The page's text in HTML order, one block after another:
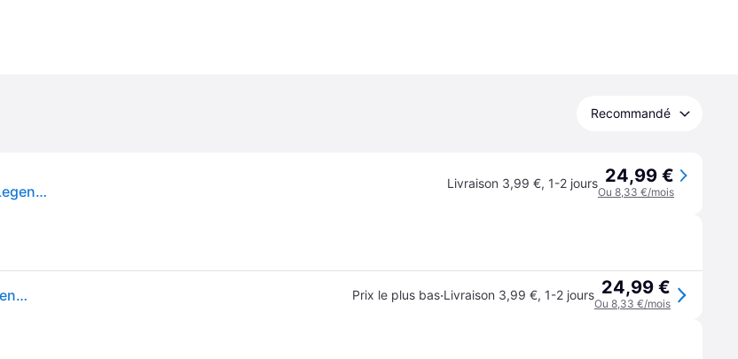
Recommandé
HORI Manette sans fil Horipad pour Switch - Édition The Legend of Zelda Livraison 3,99 €, 1-2 jours 24,99 €
Ou 8,33 €/mois
HORI Manette sans fil Horipad pour Switch - Édition The Legend of Zelda Prix le plus bas·Livraison 3,99 €, 1-2 jours 24,99 €
Ou 8,33 €/mois